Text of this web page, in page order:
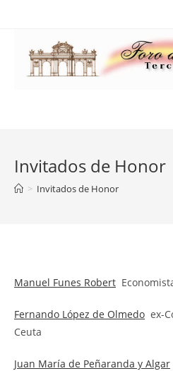
Invitados de Honor
> Invitados de Honor
Manuel Funes Robert
Fernando López de Olmedo ex-
Ceuta
Juan María de Peñaranda y Algar